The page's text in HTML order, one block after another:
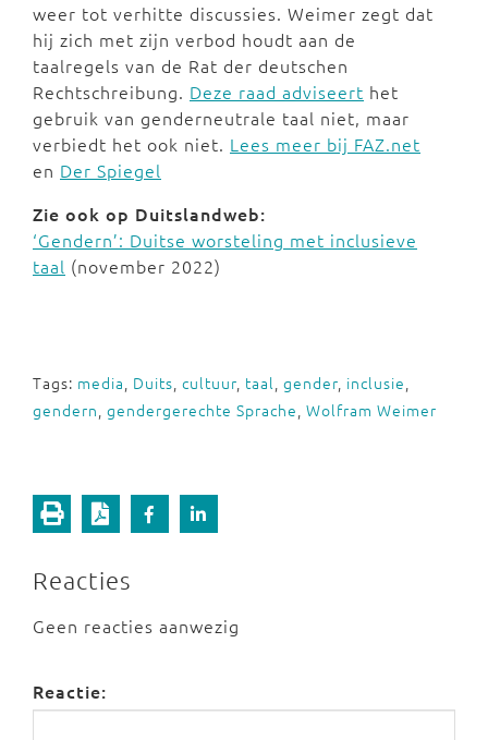
weer tot verhitte discussies. Weimer zegt dat
hij zich met zijn verbod houdt aan de
taalregels van de Rat der deutschen
Rechtschreibung. Deze raad adviseert het
gebruik van genderneutrale taal niet, maar
verbiedt het ook niet. Lees meer bij FAZ.net
en Der Spiegel
Zie ook op Duitslandweb:
‘Gendern’: Duitse worsteling met inclusieve
taal (november 2022)
Tags: media, Duits, cultuur, taal, gender, inclusie,
gendern, gendergerechte Sprache, Wolfram Weimer
Reacties
Geen reacties aanwezig
Reactie: